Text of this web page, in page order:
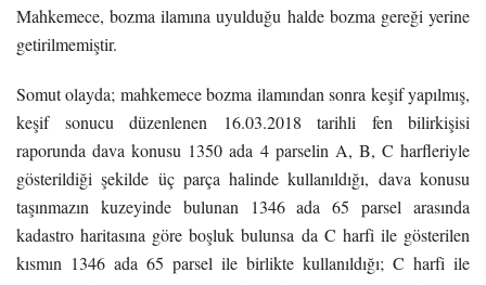
Mahkemece, bozma ilamına uyulduğu halde bozma gereği yerine
getirilmemiştir.
Somut olayda; mahkemece bozma ilamından sonra keşif yapılmış,
keşif sonucu düzenlenen 16.03.2018 tarihli fen bilirkişisi
raporunda dava konusu 1350 ada 4 parselin A, B, C harfleriyle
gösterildiği şekilde üç parça halinde kullanıldığı, dava konusu
taşınmazın kuzeyinde bulunan 1346 ada 65 parsel arasında
kadastro haritasına göre boşluk bulunsa da C harfi ile gösterilen
kısmın 1346 ada 65 parsel ile birlikte kullanıldığı; C harfi ile